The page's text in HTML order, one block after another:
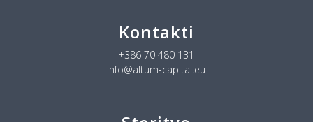
Kontakti
+386 70 480 131
info@altum-capital.eu